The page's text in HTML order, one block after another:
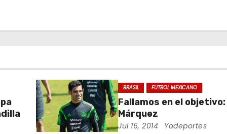
BRASIL FUTBOL MEXICANO
Fallamos en el
Márquez
Jul 16, 2014 Yodeportes